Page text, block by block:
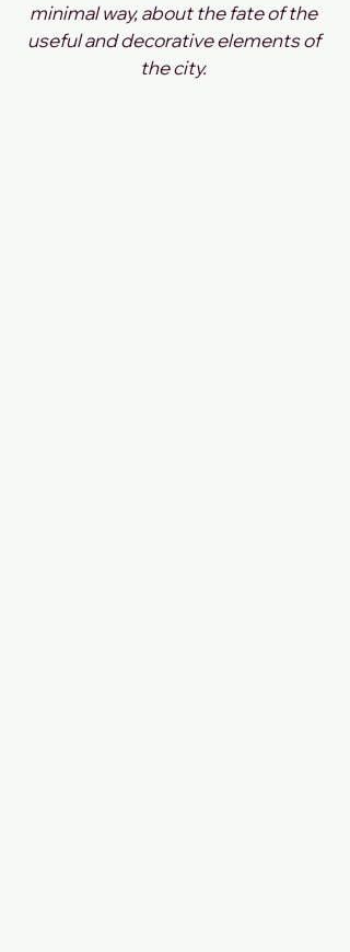
minimal way, about the fate of the
useful and decorative elements of
the city.